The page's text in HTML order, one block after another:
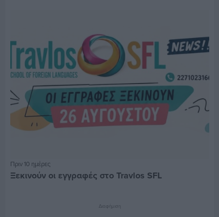
Πριν 10 ημέρες
Ξεκινούν οι εγγραφές στο Travlos SFL
Διαφήμιση